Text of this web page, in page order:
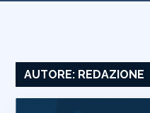
AUTORE: REDAZIONE